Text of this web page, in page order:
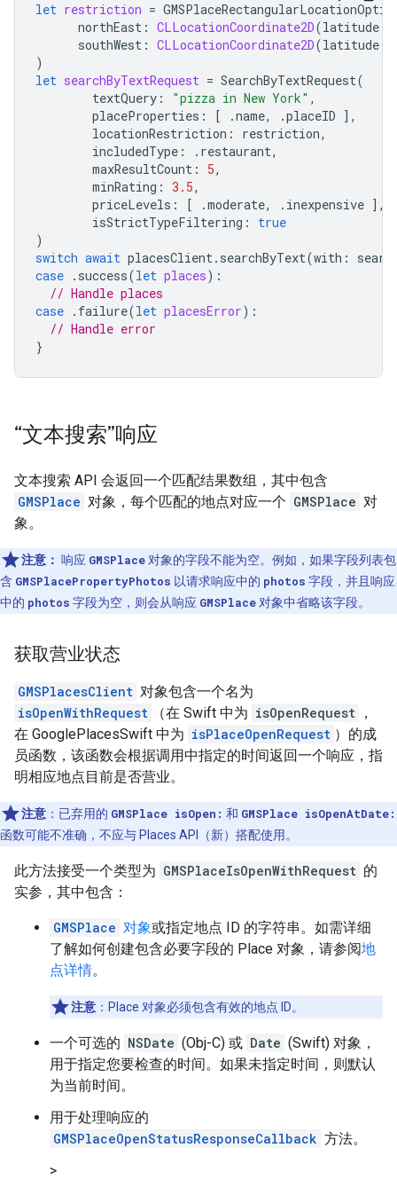
let restriction =
northEast : CLLocationCoordinate2D(latitude
southWest : CLLocationCoordinate2D(latitude
)
let searchByTextRequest = SearchByTextRequest(
textQuery : "pizza in New York" ,
placeProperties : [ .name, .placeID ],
locationRestriction : restriction,
includedType : . restaurant,
maxResultCount : 5,
minRating : 3.5,
priceLevels : [ .moderate, . inexpensive ],
isStrictTypeFiltering :
true
)
switch await placesClient. searchByText(with :
case . success(let places):
// Handle places
case . failure(let placesError):
// Handle error
}
“文本搜索”响应
文本搜索 API 会返回一个匹配结果数组，其中包含
GMSPlace 对象，每个匹配的地点对应一个 GMSPlace 对
象。
注意： 响应 GMSPlace 对象的字段不能为空。例如，如果字段列表包
含 GMSPlacePropertyPhotos 以请求响应中的 photos 字段，并且响应
中的 photos 字段为空，则会从响应 GMSPlace 对象中省略该字段。
获取营业状态
GMSPlacesClient 对象包含一个名为
isOpenWithRequest
（在 Swift 中为 isOpenRequest ，
在 GooglePlacesSwift 中为 isPlaceOpenRequest ）的成
员函数，该函数会根据调用中指定的时间返回一个响应，指
明相应地点目前是否营业。
注意 ：已弃用的 GMSPlace isOpen: 和 GMSPlace isOpenAtDate:
函数可能不准确，不应与 Places API（新）搭配使用。
此方法接受一个类型为 GMSPlaceIsOpenWithRequest 的
实参，其中包含：
GMSPlace 对象或指定地点 ID 的字符串。如需详细
了解如何创建包含必要字段的 Place 对象，请参阅地
点详情。
注意 ：Place 对象必须包含有效的地点 ID。
一个可选的 NSDate (Obj-C) 或 Date (Swift) 对象，
用于指定您要检查的时间。如果未指定时间，则默认
为当前时间。
用于处理响应的
GMSPlaceOpenStatusResponseCallback 方法。
>